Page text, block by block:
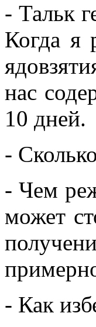
- Тальк
Когда я
нас
10 дней.
-
- Чем
может
- Как